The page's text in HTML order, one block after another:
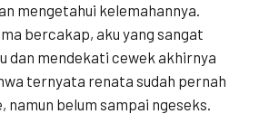
mengetahui kelemahannya.
bercakap, aku yang sangat
dan mendekati cewek akhirnya
ternyata renata sudah pernah
namun belum sampai ngeseks.